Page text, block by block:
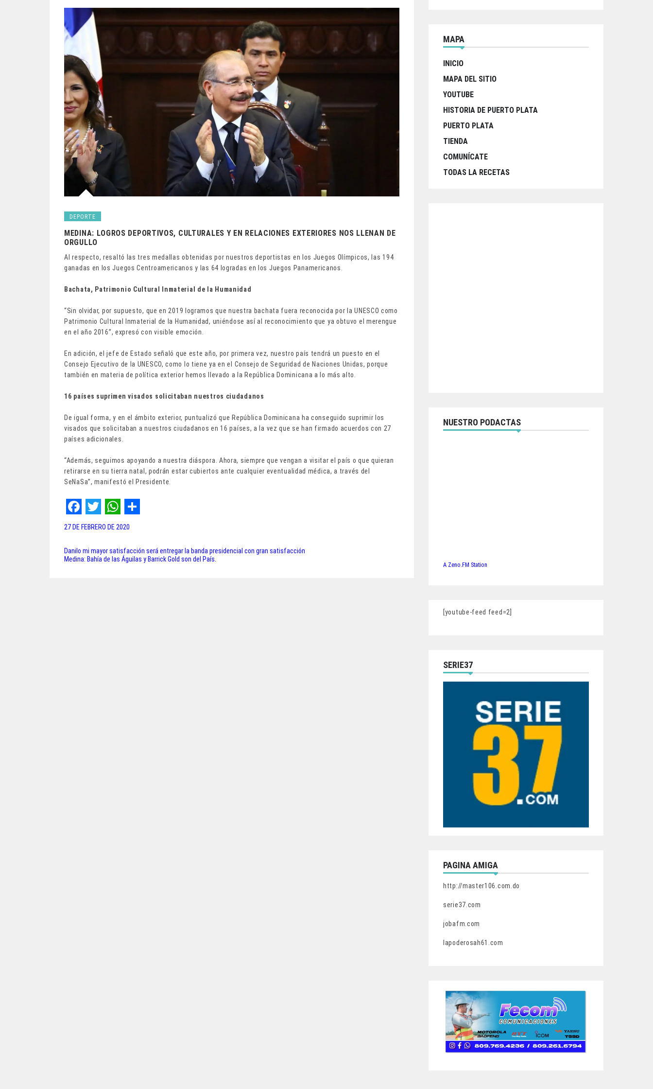
DEPORTE
MEDINA: LOGROS DEPORTIVOS, CULTURALES Y EN RELACIONES EXTERIORES NOS LLENAN DE
ORGULLO
Al respecto, resaltó las tres medallas obtenidas por nuestros deportistas en los Juegos Olímpicos, las 194
ganadas en los Juegos Centroamericanos y las 64 logradas en los Juegos Panamericanos.
Bachata, Patrimonio Cultural Inmaterial de la Humanidad
“Sin olvidar, por supuesto, que en 2019 logramos que nuestra bachata fuera reconocida por la UNESCO como
Patrimonio Cultural Inmaterial de la Humanidad, uniéndose así al reconocimiento que ya obtuvo el merengue
en el año 2016”, expresó con visible emoción.
En adición, el jefe de Estado señaló que este año, por primera vez, nuestro país tendrá un puesto en el
Consejo Ejecutivo de la UNESCO, como lo tiene ya en el Consejo de Seguridad de Naciones Unidas, porque
también en materia de política exterior hemos llevado a la República Dominicana a lo más alto.
16 países suprimen visados solicitaban nuestros ciudadanos
De igual forma, y en el ámbito exterior, puntualizó que República Dominicana ha conseguido suprimir los
visados que solicitaban a nuestros ciudadanos en 16 países, a la vez que se han firmado acuerdos con 27
países adicionales.
“Además, seguimos apoyando a nuestra diáspora. Ahora, siempre que vengan a visitar el país o que quieran
retirarse en su tierra natal, podrán estar cubiertos ante cualquier eventualidad médica, a través del
SeNaSa”, manifestó el Presidente.
F
c
T
i
W
a
S
a
r
27 DE FEBRERO DE 2020
Navegación
Danilo mi mayor satisfacción será entregar la banda presidencial con gran satisfacción
Medina: Bahía de las Águilas y Barrick Gold son del País.
MAPA
INICIO
MAPA DEL SITIO
YOUTUBE
HISTORIA DE PUERTO PLATA
PUERTO PLATA
TIENDA
COMUNÍCATE
TODAS LA RECETAS
NUESTRO PODACTAS
A Zeno.FM Station
[youtube-feed feed=2]
SERIE37
PAGINA AMIGA
http://master106.com.do
serie37.com
jobafm.com
lapoderosah61.com